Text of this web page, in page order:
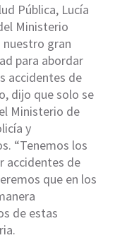
Pública, Lucía
Ministerio
gran
para abordar
accidentes de
dijo que solo se
Ministerio de
y
“Tenemos los
accidentes de
que en los
de estas